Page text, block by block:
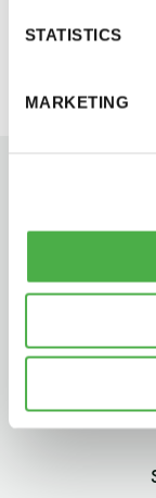
STATISTICS
MARKETING
-
Jäsen
Vieras jäsenen